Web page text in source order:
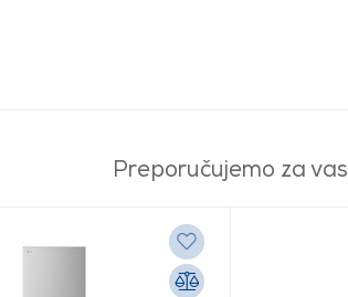
Preporučujemo za vas